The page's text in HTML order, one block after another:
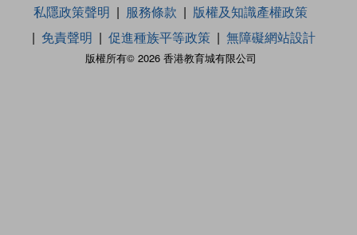
版權所有© 2026 香港教育城有限公司
私隱政策聲明 服務條款
版權及知識產權政策
免責聲明
促進種族平等政策 無障礙網站設計